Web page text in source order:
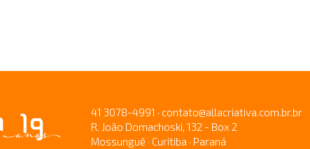
41 3078-4991 · contato@allacriativa.com.br.br
R. João Domachoski, 132 - Box 2
Mossunguê · Curitiba · Paraná